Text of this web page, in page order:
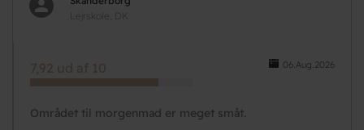
Lejrskole, DK
06.Aug.2026
7,92 ud af 10
Området til morgenmad er meget småt.